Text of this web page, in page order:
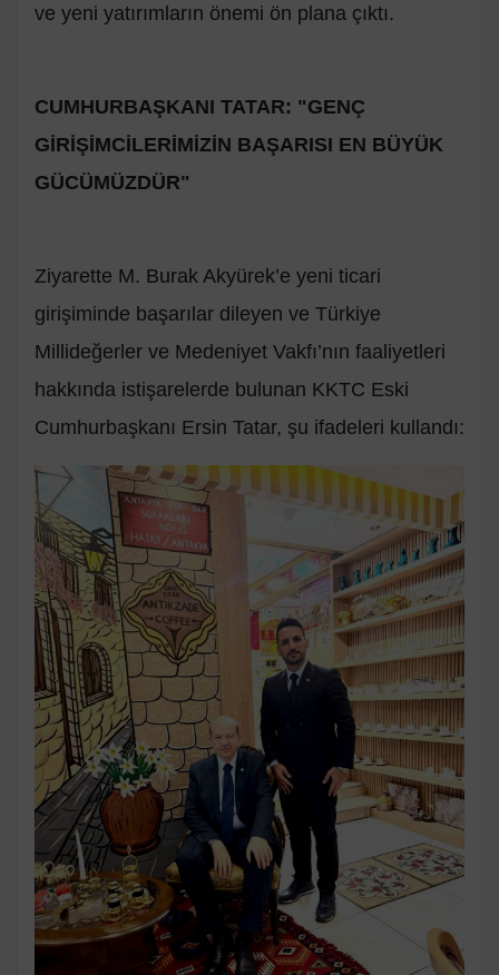
ve yeni yatırımların önemi ön plana çıktı.
CUMHURBAŞKANI TATAR: "GENÇ
GİRİŞİMCİLERİMİZİN BAŞARISI EN BÜYÜK
GÜCÜMÜZDÜR"
Ziyarette M. Burak Akyürek’e yeni ticari
girişiminde başarılar dileyen ve Türkiye
Millideğerler ve Medeniyet Vakfı’nın faaliyetleri
hakkında istişarelerde bulunan KKTC Eski
Cumhurbaşkanı Ersin Tatar, şu ifadeleri kullandı: